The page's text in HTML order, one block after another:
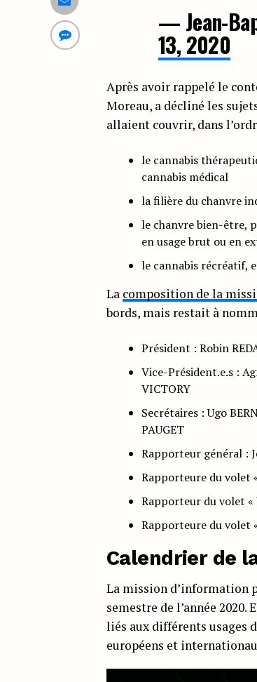
— Jean-
13, 2020
Après avoir rappelé le
Moreau, a décliné les
allaient couvrir, dans
le cannabis
cannabis médical
la filière du chanvre
le chanvre bien-être,
en usage brut ou en
le cannabis récréatif,
La composition de la
bords, mais restait à
Président : Robin
Vice-Président.e.s :
VICTORY
Secrétaires : Ugo
PAUGET
Rapporteur général :
Rapporteure du volet
Rapporteur du volet «
Rapporteure du volet
Calendrier de
La mission d’information
semestre de l’année
liés aux différents usages
européens et